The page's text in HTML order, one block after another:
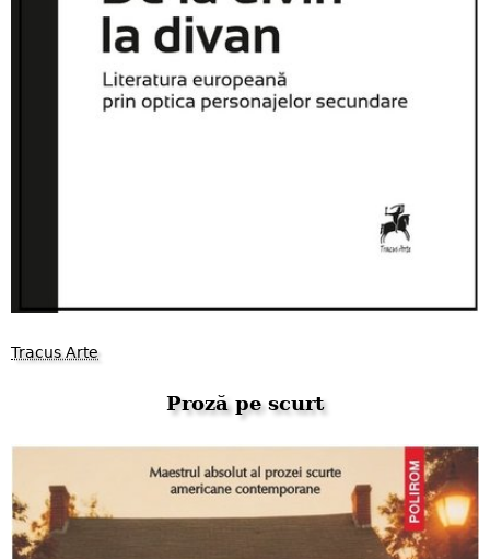
Tracus Arte
Proză pe scurt